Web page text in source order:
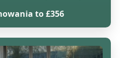
to £356